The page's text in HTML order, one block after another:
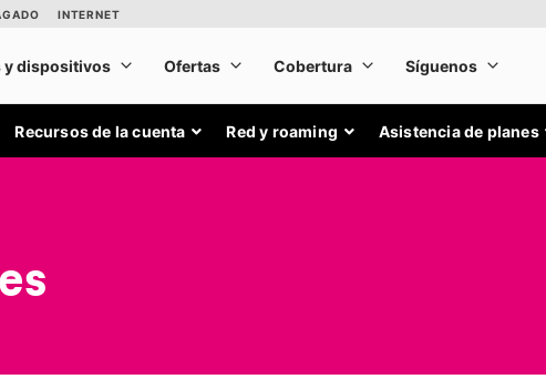
Recursos de la cuenta Red y roaming Asistencia de planes